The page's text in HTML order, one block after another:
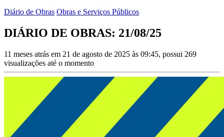
Diário de Obras Obras e Serviços Públicos
DIÁRIO DE OBRAS: 21/08/25
11 meses atrás em 21 de agosto de 2025 às 09:45, possui 269
visualizações até o momento